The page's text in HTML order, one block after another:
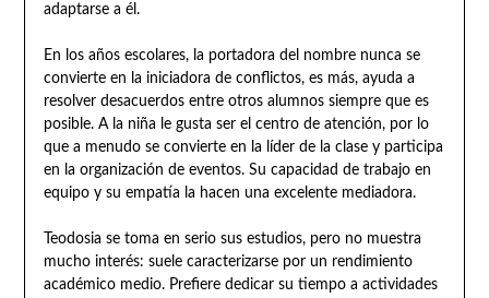
adaptarse a él.
En los años escolares, la portadora del nombre nunca se
convierte en la iniciadora de conflictos, es más, ayuda a
resolver desacuerdos entre otros alumnos siempre que es
posible. A la niña le gusta ser el centro de atención, por lo
que a menudo se convierte en la líder de la clase y participa
en la organización de eventos. Su capacidad de trabajo en
equipo y su empatía la hacen una excelente mediadora.
Teodosia se toma en serio sus estudios, pero no muestra
mucho interés: suele caracterizarse por un rendimiento
académico medio. Prefiere dedicar su tiempo a actividades